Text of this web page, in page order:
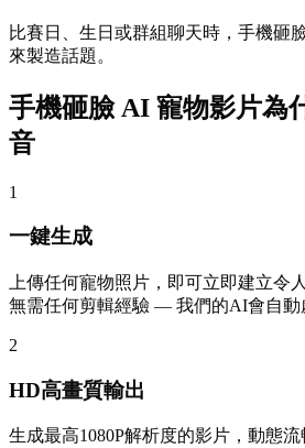
比賽日、生日或群組聊天時，手機砸
來製造話題。
手機砸臉 AI 寵物影片為
音
1
一鍵生成
上傳任何寵物照片，即可立即建立令
無需任何剪輯經驗 — 我們的AI會自動
2
HD高畫質輸出
生成最高1080P解析度的影片，動態